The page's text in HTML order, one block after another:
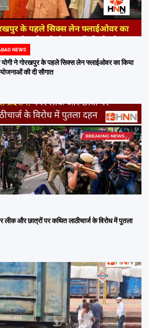
NEWS
ने गोरखपुर के पहले सिक्स लेन फ्लाईओवर का किया
की दी सौगात
लीक और छात्रों पर कथित लाठीचार्ज के विरोध में पुतला